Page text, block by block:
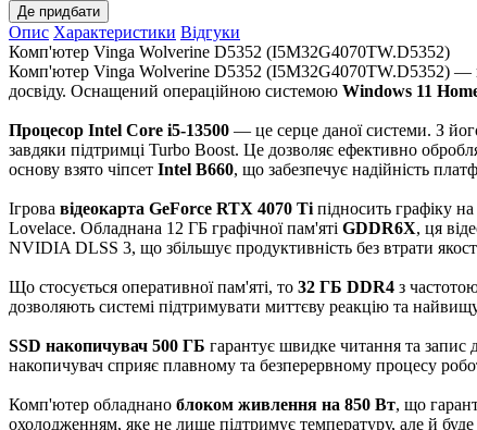
Де придбати
Опис Характеристики Відгуки
Комп'ютер Vinga Wolverine D5352 (I5M32G4070TW.D5352)
Комп'ютер Vinga Wolverine D5352 (I5M32G4070TW.D5352) —
досвіду. Оснащений операційною системою Windows 11
Процесор Intel Core i5-13500 — це серце даної системи. З
завдяки підтримці Turbo Boost. Це дозволяє ефективно
основу взято чіпсет Intel B660, що забезпечує надійність
Ігрова відеокарта GeForce RTX 4070 Ti підносить графіку
Lovelace. Обладнана 12 ГБ графічної пам'яті GDDR6X, ця
NVIDIA DLSS 3, що збільшує продуктивність без втрати
Що стосується оперативної пам'яті, то 32 ГБ DDR4 з
дозволяють системі підтримувати миттєву реакцію та
SSD накопичувач 500 ГБ гарантує швидке читання та
накопичувач сприяє плавному та безперервному процесу
Комп'ютер обладнано блоком живлення на 850 Вт, що
охолодженням, яке не лише підтримує температуру, але й